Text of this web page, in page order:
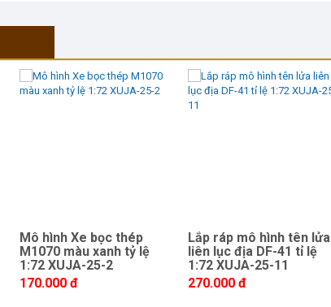
Mô hình Xe bọc thép
M1070 màu xanh tỷ lệ
1:72 XUJA-25-2
170.000 đ
Lắp ráp mô hình tên lửa
liên lục địa DF-41 tỉ lệ
1:72 XUJA-25-11
270.000 đ